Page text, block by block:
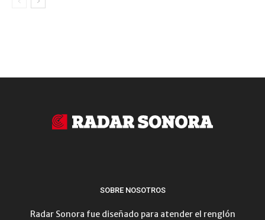
SOBRE NOSOTROS
Radar Sonora fue diseñado para atender el renglón